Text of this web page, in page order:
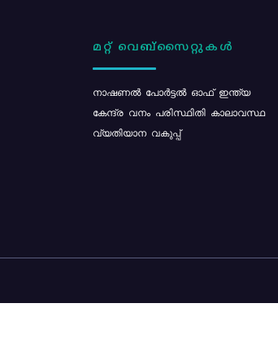
മറ്റ് വെബ്സൈറ്റുകൾ
നാഷണൽ പോർട്ടൽ ഓഫ് ഇന്ത്യ
കേന്ദ്ര വനം പരിസ്ഥിതി കാലാവസ്ഥ
വ്യതിയാന വകുപ്പ്